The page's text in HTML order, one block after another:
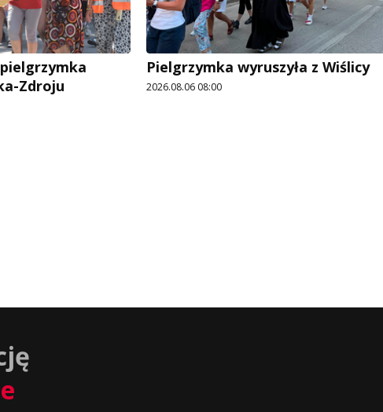
Zdroju
Pielgrzymka wyruszyła z Wiślicy
2026.08.06 08:00